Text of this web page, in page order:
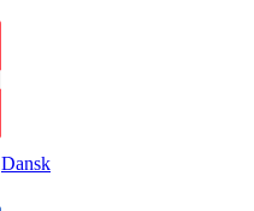
Dansk